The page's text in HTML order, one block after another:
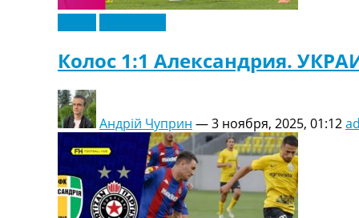
Колос 1:1 Александрия.
Андрій Чуприн —3 ноября, 2025, 01:12